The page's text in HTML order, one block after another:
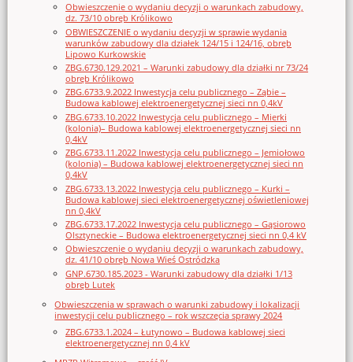
Obwieszczenie o wydaniu decyzji o warunkach zabudowy,
dz. 73/10 obręb Królikowo
OBWIESZCZENIE o wydaniu decyzji w sprawie wydania
warunków zabudowy dla działek 124/15 i 124/16, obręb
Lipowo Kurkowskie
ZBG.6730.129.2021 – Warunki zabudowy dla działki nr 73/24
obręb Królikowo
ZBG.6733.9.2022 Inwestycja celu publicznego – Ząbie –
Budowa kablowej elektroenergetycznej sieci nn 0,4kV
ZBG.6733.10.2022 Inwestycja celu publicznego – Mierki
(kolonia)– Budowa kablowej elektroenergetycznej sieci nn
0,4kV
ZBG.6733.11.2022 Inwestycja celu publicznego – Jemiołowo
(kolonia) – Budowa kablowej elektroenergetycznej sieci nn
0,4kV
ZBG.6733.13.2022 Inwestycja celu publicznego – Kurki –
Budowa kablowej sieci elektroenergetycznej oświetleniowej
nn 0,4kV
ZBG.6733.17.2022 Inwestycja celu publicznego – Gąsiorowo
Olsztyneckie – Budowa elektroenergetycznej sieci nn 0,4 kV
Obwieszczenie o wydaniu decyzji o warunkach zabudowy,
dz. 41/10 obręb Nowa Wieś Ostródzka
GNP.6730.185.2023 - Warunki zabudowy dla działki 1/13
obręb Lutek
Obwieszczenia w sprawach o warunki zabudowy i lokalizacji
inwestycji celu publicznego – rok wszczęcia sprawy 2024
ZBG.6733.1.2024 – Łutynowo – Budowa kablowej sieci
elektroenergetycznej nn 0,4 kV